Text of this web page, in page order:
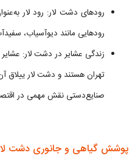
رودهای دشت لار: رود لار
رودهایی مانند دیوآسیاب،
زندگی عشایر در دشت لار:
تهران هستند و دشت لار ییلاق
صنایع‌دستی نقش مهمی در
پوشش گیاهی و جانوری دشت